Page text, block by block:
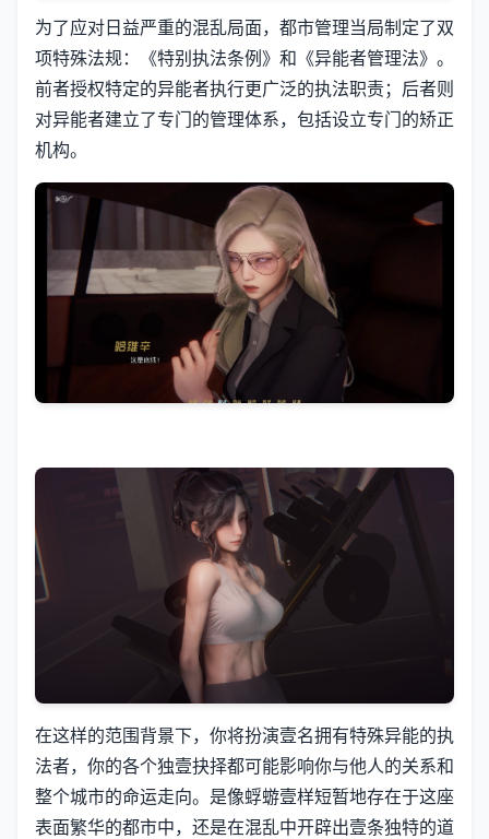
为了应对日益严重的混乱局面，都市管理当局制定了双
项特殊法规：《特别执法条例》和《异能者管理法》。
前者授权特定的异能者执行更广泛的执法职责；后者则
对异能者建立了专门的管理体系，包括设立专门的矫正
机构。
在这样的范围背景下，你将扮演壹名拥有特殊异能的执
法者，你的各个独壹抉择都可能影响你与他人的关系和
整个城市的命运走向。是像蜉蝣壹样短暂地存在于这座
表面繁华的都市中，还是在混乱中开辟出壹条独特的道